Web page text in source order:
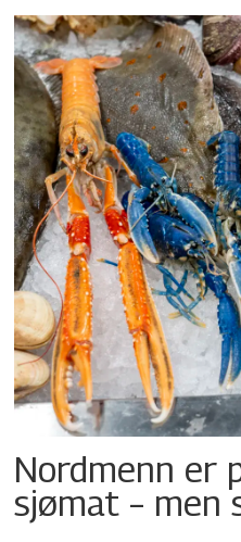
Nordmenn er
sjømat – men